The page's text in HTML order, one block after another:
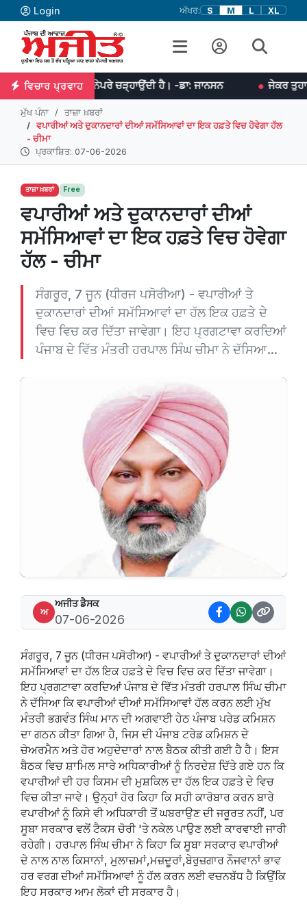
Login ਅੱਖਰ: S M L XL
ਵਿਚਾਰ ਪ੍ਰਵਾਹ
ਨੂੰ ਨੇਪਰੇ ਚੜ੍ਹਾਉਂਦੀ ਹੈ। -ਡਾ: ਜਾਨਸਨ ਜੇਕਰ ਤੁਹਾਡੇ ਵਿਚ ਏਕਾ
ਮੁੱਖ ਪੰਨਾ
ਤਾਜ਼ਾ ਖ਼ਬਰਾਂ
ਵਪਾਰੀਆਂ ਅਤੇ ਦੁਕਾਨਦਾਰਾਂ ਦੀਆਂ ਸਮੱਸਿਆਵਾਂ ਦਾ ਇਕ ਹਫ਼ਤੇ ਵਿਚ ਹੋਵੇਗਾ ਹੱਲ
- ਚੀਮਾ
ਪ੍ਰਕਾਸ਼ਿਤ: 07-06-2026
ਤਾਜ਼ਾ ਖ਼ਬਰਾਂ Free
ਵਪਾਰੀਆਂ ਅਤੇ ਦੁਕਾਨਦਾਰਾਂ ਦੀਆਂ
ਸਮੱਸਿਆਵਾਂ ਦਾ ਇਕ ਹਫ਼ਤੇ ਵਿਚ ਹੋਵੇਗਾ
ਹੱਲ - ਚੀਮਾ
ਸੰਗਰੂਰ, 7 ਜੂਨ (ਧੀਰਜ ਪਸੋਰੀਆ) - ਵਪਾਰੀਆਂ ਤੇ
ਦੁਕਾਨਦਾਰਾਂ ਦੀਆਂ ਸਮੱਸਿਆਵਾਂ ਦਾ ਹੱਲ ਇਕ ਹਫ਼ਤੇ ਦੇ
ਵਿਚ ਵਿਚ ਕਰ ਦਿੱਤਾ ਜਾਵੇਗਾ। ਇਹ ਪ੍ਰਗਟਾਵਾ ਕਰਦਿਆਂ
ਪੰਜਾਬ ਦੇ ਵਿੱਤ ਮੰਤਰੀ ਹਰਪਾਲ ਸਿੰਘ ਚੀਮਾ ਨੇ ਦੱਸਿਆ...
ਅ
ਅਜੀਤ ਡੈਸਕ
07-06-2026
ਸੰਗਰੂਰ, 7 ਜੂਨ (ਧੀਰਜ ਪਸੋਰੀਆ) - ਵਪਾਰੀਆਂ ਤੇ ਦੁਕਾਨਦਾਰਾਂ ਦੀਆਂ
ਸਮੱਸਿਆਵਾਂ ਦਾ ਹੱਲ ਇਕ ਹਫ਼ਤੇ ਦੇ ਵਿਚ ਵਿਚ ਕਰ ਦਿੱਤਾ ਜਾਵੇਗਾ।
ਇਹ ਪ੍ਰਗਟਾਵਾ ਕਰਦਿਆਂ ਪੰਜਾਬ ਦੇ ਵਿੱਤ ਮੰਤਰੀ ਹਰਪਾਲ ਸਿੰਘ ਚੀਮਾ
ਨੇ ਦੱਸਿਆ ਕਿ ਵਪਾਰੀਆਂ ਦੀਆਂ ਸਮੱਸਿਆਵਾਂ ਹੱਲ ਕਰਨ ਲਈ ਮੁੱਖ
ਮੰਤਰੀ ਭਗਵੰਤ ਸਿੰਘ ਮਾਨ ਦੀ ਅਗਵਾਈ ਹੇਠ ਪੰਜਾਬ ਪਰੇਡ ਕਮਿਸ਼ਨ
ਦਾ ਗਠਨ ਕੀਤਾ ਗਿਆ ਹੈ, ਜਿਸ ਦੀ ਪੰਜਾਬ ਟਰੇਡ ਕਮਿਸ਼ਨ ਦੇ
ਚੇਅਰਮੈਨ ਅਤੇ ਹੋਰ ਅਹੁਦੇਦਾਰਾਂ ਨਾਲ ਬੈਠਕ ਕੀਤੀ ਗਈ ਹੈ ਹੈ। ਇਸ
ਬੈਠਕ ਵਿਚ ਸ਼ਾਮਿਲ ਸਾਰੇ ਅਧਿਕਾਰੀਆਂ ਨੂੰ ਨਿਰਦੇਸ਼ ਦਿੱਤੇ ਗਏ ਹਨ ਕਿ
ਵਪਾਰੀਆਂ ਦੀ ਹਰ ਕਿਸਮ ਦੀ ਮੁਸ਼ਕਿਲ ਦਾ ਹੱਲ ਇਕ ਹਫ਼ਤੇ ਦੇ ਵਿਚ
ਵਿਚ ਕੀਤਾ ਜਾਵੇ। ਉਨ੍ਹਾਂ ਹੋਰ ਕਿਹਾ ਕਿ ਸਹੀ ਕਾਰੋਬਾਰ ਕਰਨ ਬਾਰੇ
ਵਪਾਰੀਆਂ ਨੂੰ ਕਿਸੇ ਵੀ ਅਧਿਕਾਰੀ ਤੋਂ ਘਬਰਾਉਣ ਦੀ ਜਰੂਰਤ ਨਹੀਂ, ਪਰ
ਸੂਬਾ ਸਰਕਾਰ ਵਲੋਂ ਟੈਕਸ ਚੋਰੀ 'ਤੇ ਨਕੇਲ ਪਾਉਣ ਲਈ ਕਾਰਵਾਈ ਜਾਰੀ
ਰਹੇਗੀ। ਹਰਪਾਲ ਸਿੰਘ ਚੀਮਾ ਨੇ ਕਿਹਾ ਕਿ ਸੂਬਾ ਸਰਕਾਰ ਵਪਾਰੀਆਂ
ਦੇ ਨਾਲ ਨਾਲ ਕਿਸਾਨਾਂ, ਮੁਲਾਜ਼ਮਾਂ,ਮਜ਼ਦੂਰਾਂ,ਬੇਰੁਜ਼ਗਾਰ ਨੌਜਵਾਨਾਂ ਭਾਵ
ਹਰ ਵਰਗ ਦੀਆਂ ਸਮੱਸਿਆਵਾਂ ਨੂੰ ਹੱਲ ਕਰਨ ਲਈ ਵਚਨਬੱਧ ਹੈ ਕਿਉਂਕਿ
ਇਹ ਸਰਕਾਰ ਆਮ ਲੋਕਾਂ ਦੀ ਸਰਕਾਰ ਹੈ।